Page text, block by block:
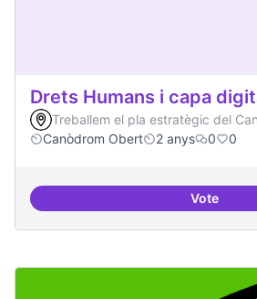
Drets Humans i capa
Treballem el pla estratègic del
Canòdrom Obert
2 anys 0 0
VoteDrets